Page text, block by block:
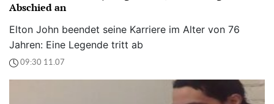
Abschied an
Elton John beendet seine Karriere im Alter von 76
Jahren: Eine Legende tritt ab
09:30 11.07